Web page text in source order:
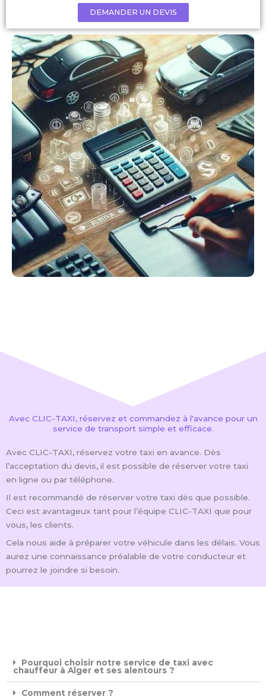
DEMANDER UN DEVIS
Avec CLIC-TAXI, réservez et commandez à l'avance pour un
service de transport simple et efficace.
Avec CLIC-TAXI, réservez votre taxi en avance. Dès
l’acceptation du devis, il est possible de réserver votre taxi
en ligne ou par téléphone.
Il est recommandé de réserver votre taxi dès que possible.
Ceci est avantageux tant pour l’équipe CLIC-TAXI que pour
vous, les clients.
Cela nous aide à préparer votre véhicule dans les délais. Vous
aurez une connaissance préalable de votre conducteur et
pourrez le joindre si besoin.
Pourquoi choisir notre service de taxi avec
chauffeur à Alger et ses alentours ?
Comment réserver ?